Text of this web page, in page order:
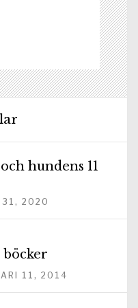
hundens 11
31, 2020
11, 2014